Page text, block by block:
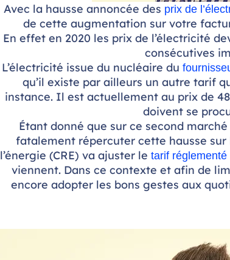
Avec la hausse annoncée des prix de
de cette augmentation sur votre
En effet en 2020 les prix de l’électricité
consécutives
L’électricité issue du nucléaire du
qu’il existe par ailleurs un autre tarif
instance. Il est actuellement au prix de
doivent se
Étant donné que sur ce second
fatalement répercuter cette hausse
l’énergie (CRE) va ajuster le tarif réglementé
viennent. Dans ce contexte et afin de
encore adopter les bons gestes aux